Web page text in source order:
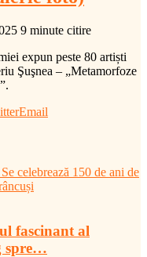
9 minute citire
expun peste 80 artiști
Şuşnea – „Metamorfoze
Email
celebrează 150 de ani de
fascinant al
spre…